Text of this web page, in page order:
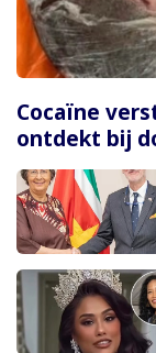
Cocaïne
ontdekt bij